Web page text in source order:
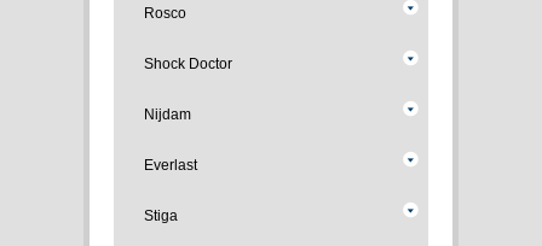
Rosco
Shock Doctor
Nijdam
Everlast
Stiga